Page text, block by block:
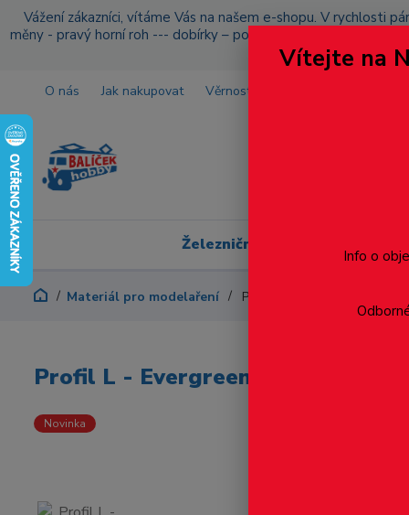
Vážení zákazníci, vítáme Vás na našem e-shopu. V rychlosti
měny - pravý horní roh --- dobírky – pokud si z nějakého
O nás Jak nakupovat Věrnostní program Doprava a
Železniční modelářství
Materiál pro modelaření Profil L - Evergreen
Profil L - Evergreen
Novinka
Vítejte na
Info o